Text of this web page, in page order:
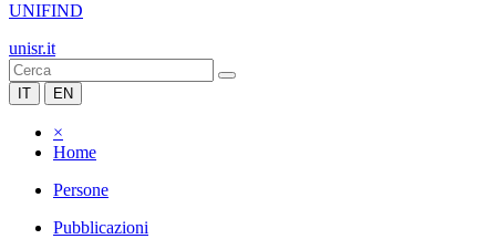
UNIFIND
unisr.it
IT EN
×
Home
Persone
Pubblicazioni